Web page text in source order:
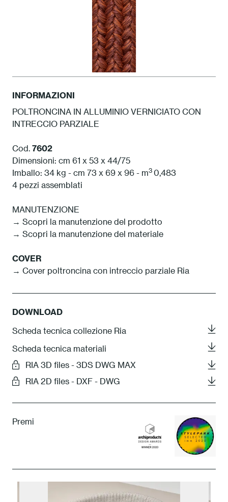
INFORMAZIONI
POLTRONCINA IN ALLUMINIO VERNICIATO CON
INTRECCIO PARZIALE
Cod. 7602
Dimensioni: cm 61 x 53 x 44/75
Imballo: 34 kg - cm 73 x 69 x 96 - m3 0,483
4 pezzi assemblati
MANUTENZIONE
→ Scopri la manutenzione del prodotto
→ Scopri la manutenzione del materiale
COVER
→ Cover poltroncina con intreccio parziale Ria
DOWNLOAD
Scheda tecnica collezione Ria
Scheda tecnica materiali
RIA 3D files - 3DS DWG MAX
RIA 2D files - DXF - DWG
Premi